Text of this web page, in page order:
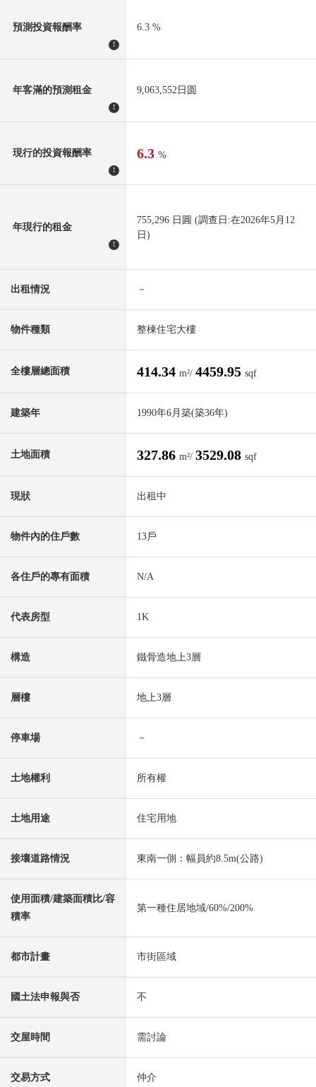
預測投資報酬率
!
6.3 %
年客滿的預測租金
!
9,063,552日圆
現行的投資報酬率
!
6.3 %
年現行的租金
!
755,296 日圓 (調查日:在2026年5月12
日)
出租情況 －
物件種類 整棟住宅大樓
全樓層總面積 414.34 m²/ 4459.95 sqf
建築年 1990年6月築(築36年)
土地面積 327.86 m²/ 3529.08 sqf
現狀 出租中
物件內的住戶數 13戶
各住戶的專有面積 N/A
代表房型 1K
構造 鐵骨造地上3層
層樓 地上3層
停車場 －
土地權利 所有權
土地用途 住宅用地
接壤道路情況 東南一側：幅員約8.5m(公路)
使用面積/建築面積比/容
積率
第一種住居地域/60%/200%
都市計畫 市街區域
國土法申報與否 不
交屋時間 需討論
交易方式 仲介